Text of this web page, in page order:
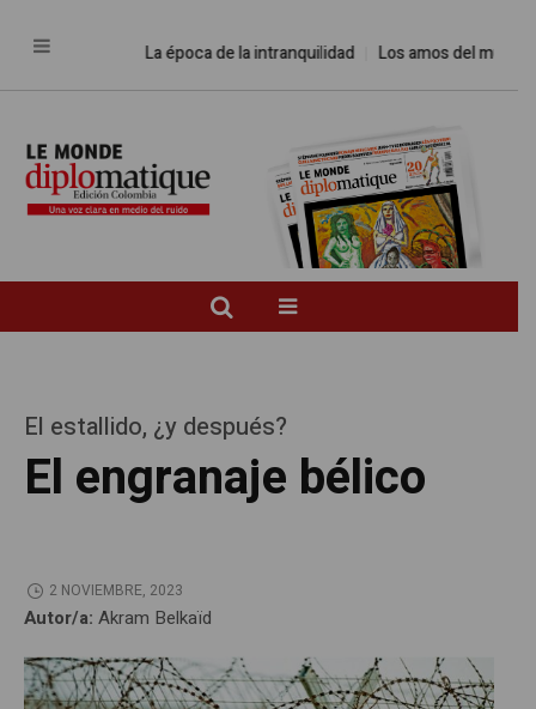
La época de la intranquilidad Los amos del mundo
El estallido, ¿y después?
El engranaje bélico
2 NOVIEMBRE, 2023
Autor/a: Akram Belkaïd